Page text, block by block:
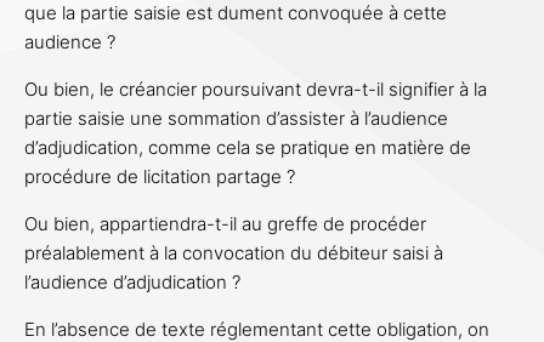
que la partie saisie est dument convoquée à cette
audience ?
Ou bien, le créancier poursuivant devra-t-il signifier à la
partie saisie une sommation d’assister à l’audience
d’adjudication, comme cela se pratique en matière de
procédure de licitation partage ?
Ou bien, appartiendra-t-il au greffe de procéder
préalablement à la convocation du débiteur saisi à
l’audience d’adjudication ?
En l’absence de texte réglementant cette obligation, on